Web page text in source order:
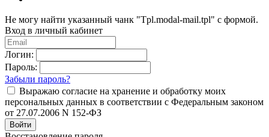
Не могу найти указанный чанк "Tpl.modal-mail.tpl" с формой.
Вход в личный кабинет
Логин:
Пароль:
Забыли пароль?
Выражаю согласие на хранение и обработку моих
персональных данных в соответствии с Федеральным законом
от 27.07.2006 N 152-ФЗ
Войти